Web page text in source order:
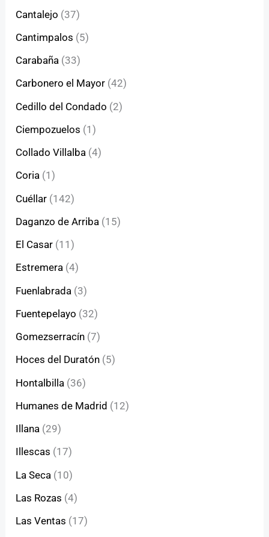
Cantalejo (37)
Cantimpalos (5)
Carabaña (33)
Carbonero el Mayor (42)
Cedillo del Condado (2)
Ciempozuelos (1)
Collado Villalba (4)
Coria (1)
Cuéllar (142)
Daganzo de Arriba (15)
El Casar (11)
Estremera (4)
Fuenlabrada (3)
Fuentepelayo (32)
Gomezserracín (7)
Hoces del Duratón (5)
Hontalbilla (36)
Humanes de Madrid (12)
Illana (29)
Illescas (17)
La Seca (10)
Las Rozas (4)
Las Ventas (17)